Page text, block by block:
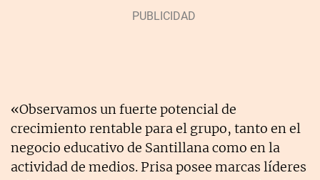
«Observamos un fuerte potencial de
crecimiento rentable para el grupo, tanto en el
negocio educativo de Santillana como en la
actividad de medios. Prisa posee marcas líderes